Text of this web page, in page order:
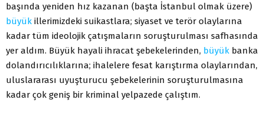
başında yeniden hız kazanan (başta İstanbul olmak üzere)
büyük illerimizdeki suikastlara; siyaset ve terör olaylarına
kadar tüm ideolojik çatışmaların soruşturulması safhasında
yer aldım. Büyük hayali ihracat şebekelerinden, büyük banka
dolandırıcılıklarına; ihalelere fesat karıştırma olaylarından,
uluslararası uyuşturucu şebekelerinin soruşturulmasına
kadar çok geniş bir kriminal yelpazede çalıştım.